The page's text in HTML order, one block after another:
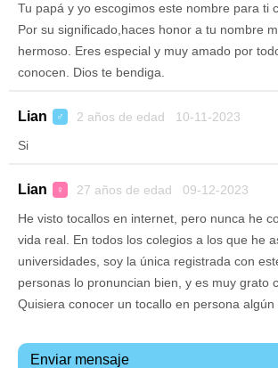
Tu papá y yo escogimos este nombre para ti
Por su significado,haces honor a tu nombre
hermoso. Eres especial y muy amado por
conocen. Dios te bendiga.
Lian ♂ 2 años de edad 10-11-2023
Si
Lian ♀ 27 años de edad 09-12-2023
He visto tocallos en internet, pero nunca he
vida real. En todos los colegios a los que he
universidades, soy la única registrada con
personas lo pronuncian bien, y es muy grato
Quisiera conocer un tocallo en persona algún
Enviar mensaje